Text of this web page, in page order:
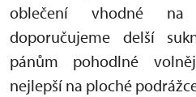
oblečení vhodné
doporučujeme delší
pánům pohodlné
nejlepší na ploché